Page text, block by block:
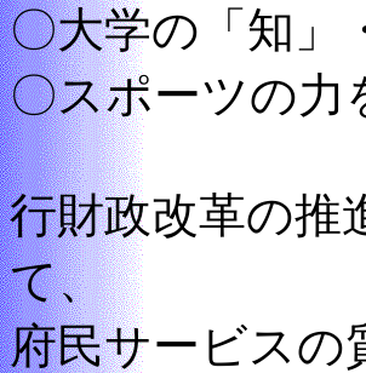
〇大学の「知」
〇スポーツの力
行財政改革の推
て、
府民サービスの